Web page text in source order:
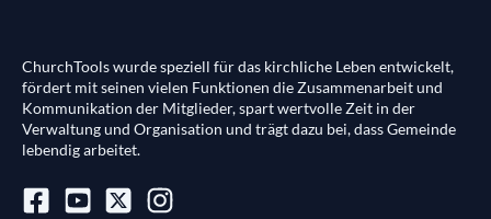
ChurchTools wurde speziell für das kirchliche Leben entwickelt,
fördert mit seinen vielen Funktionen die Zusammenarbeit und
Kommunikation der Mitglieder, spart wertvolle Zeit in der
Verwaltung und Organisation und trägt dazu bei, dass Gemeinde
lebendig arbeitet.